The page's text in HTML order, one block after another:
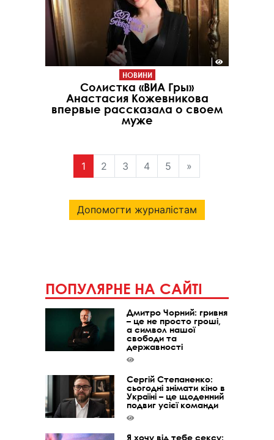
НОВИНИ
Солистка «ВИА Гры»
Анастасия Кожевникова
впервые рассказала о своем
муже
1 2 3 4 5 »
Допомогти журналістам
ПОПУЛЯРНЕ НА САЙТІ
Дмитро Чорний: гривня
– це не просто гроші,
а символ нашої
свободи та
державності
Сергій Степаненко:
сьогодні знімати кіно в
Україні – це щоденний
подвиг усієї команди
Я хочу від тебе сексу: